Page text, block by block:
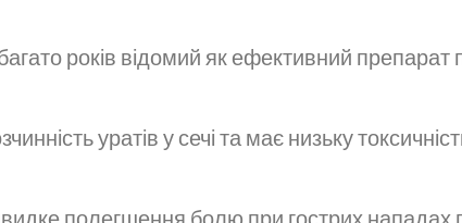
років відомий як ефективний препарат
уратів у сечі та має низьку
полегшення болю при гострих нападах